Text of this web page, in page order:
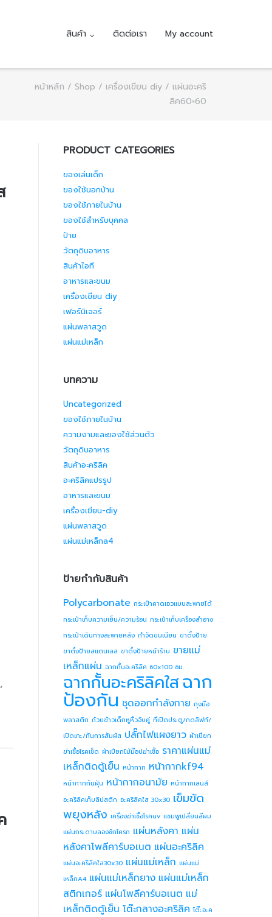
สินค้า ติดต่อเรา My account
หน้าหลัก / Shop / เครื่องเขียน diy/ แผ่นอะคริ
ลิค60×60
,
PRODUCT CATEGORIES
ของเล่นเด็ก
ของใช้นอกบ้าน
ของใช้ภายในบ้าน
ของใช้สำหรับบุคคล
ป้าย
วัตถุดิบอาหาร
สินค้าไอที
อาหารและขนม
เครื่องเขียน diy
เฟอร์นิเจอร์
แผ่นพลาสวูด
แผ่นแม่เหล็ก
บทความ
Uncategorized
ของใช้ภายในบ้าน
ความงามและของใช้ส่วนตัว
วัตถุดิบอาหาร
สินค้าอะคริลิค
อะคริลิคแปรรูป
อาหารและขนม
เครื่องเขียน-diy
แผ่นพลาสวูด
แผ่นแม่เหล็กa4
ป้ายกำกับสินค้า
Polycarbonate กระเป๋าคาดเอวแบบสะพายได้
กระเป๋าเก็บความเย็น/ความร้อน กระเป๋าเก็บเครื่องสำอาง
กระเป๋าเดินทางสะพายหลัง กำจัดขนเนียน ขาตั้งป้าย
ขาตั้งป้ายสแตนเลส ขาตั้งป้ายหน้าร้าน ขายแม่
เหล็กแผ่น ฉากกั้นอะคริลิค 60x100 ซม.
ฉากกั้นอะคริลิคใสฉาก
ป้องกัน ชุดออกกำลังกาย ถุงมือ
พลาสติก ถ้วยข้าวเด็กหูหิ้วจับคู่ ที่เปิดประตู/กดลิฟท์/
เปิดเกะ/กันการสัมผัส ปลั๊กไฟแผงยาว ผ้าเปียก
ฆ่าเชื้อโรคเช็ด ผ้าเปียกไม้ม๊อปฆ่าเชื้อ ราคาแผ่นแม่
เหล็กติดตู้เย็น หน้ากาก หน้ากากkf94
หน้ากากกันฝุ่น หน้ากากอนามัย หน้ากากเลนส์
อะคริลิคเก็บลิปสติก อะคริลิคใส 30x30 เข็มขัด
พยุงหลัง เครื่องฆ่าเชื้อโรคuv แชมพูเปลี่ยนสีผม
แผ่นกระดาษลองชักโครก แผ่นหลังคา แผ่น
หลังคาโพลีคาร์บอเนต แผ่นอะคริลิค
แผ่นอะคริลิคใส30x30 แผ่นแม่เหล็ก แผ่นแม่
เหล็กA4 แผ่นแม่เหล็กยาง แผ่นแม่เหล็ก
สติกเกอร์ แผ่นโพลีคาร์บอเนต แม่
เหล็กติดตู้เย็น โต๊ะกลางอะคริลิค โต๊ะอะค